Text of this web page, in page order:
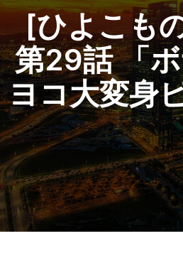
[ひよこも
第29話 「
ヨコ大変身